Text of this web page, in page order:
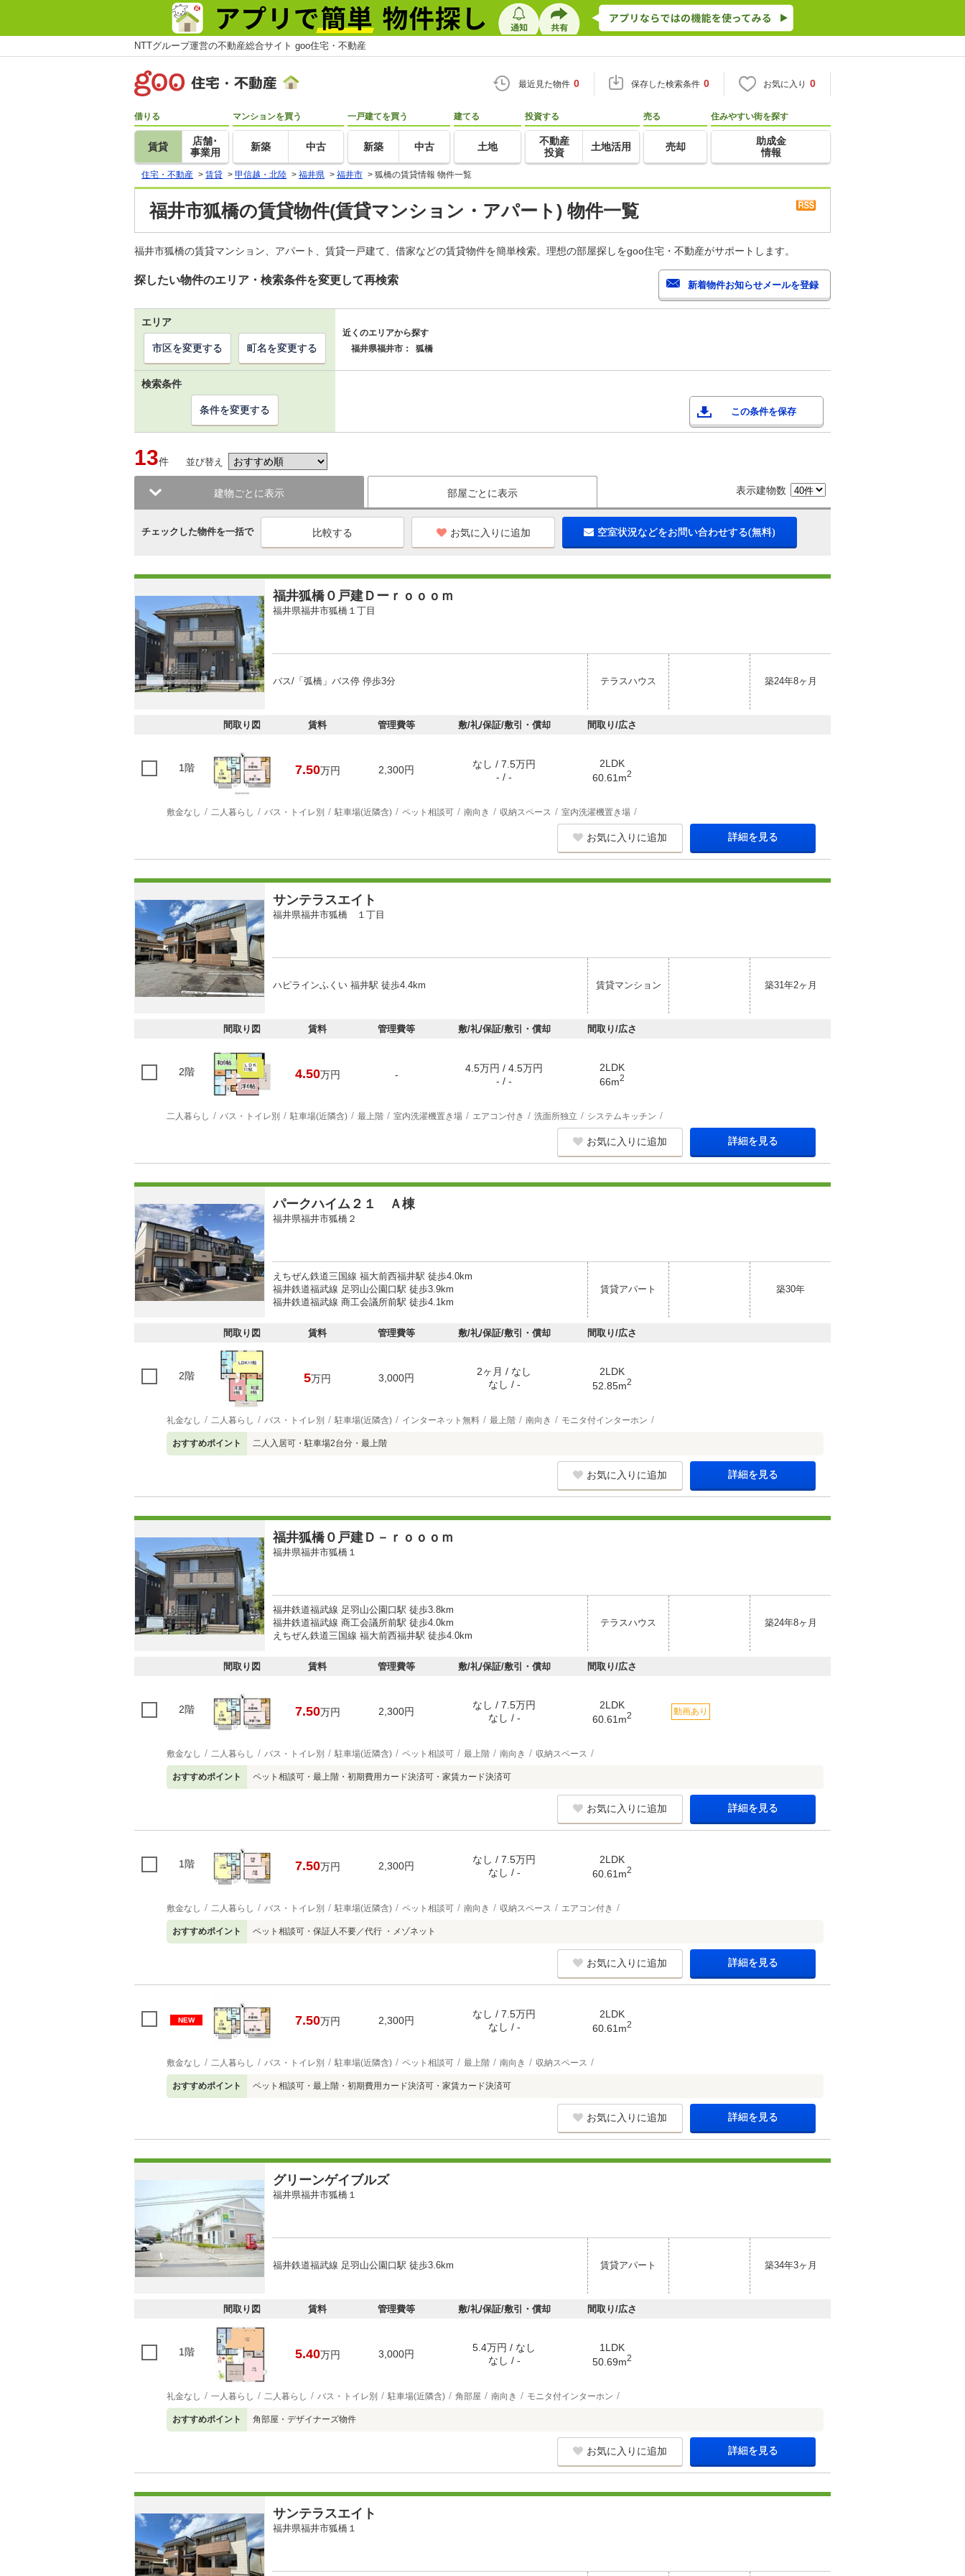
NTTグループ運営の不動産総合サイト goo住宅・不動産
最近見た物件 0 保存した検索条件 0 お気に入り 0
借りる
賃貸
店舗･
事業用
マンションを買う
新築 中古
一戸建てを買う
新築 中古
建てる
土地
投資する
不動産
投資
土地活用
売る
売却
住みやすい街を探す
助成金
情報
住宅・不動産 > 賃貸 > 甲信越・北陸 > 福井県 > 福井市 > 狐橋の賃貸情報 物件一覧
福井市狐橋の賃貸物件(賃貸マンション・アパート) 物件一覧
福井市狐橋の賃貸マンション、アパート、賃貸一戸建て、借家などの賃貸物件を簡単検索。理想の部屋探しをgoo住宅・不動産がサポートします。
探したい物件のエリア・検索条件を変更して再検索
エリア
近くのエリアから探す
福井県福井市：
狐橋
市区を変更する 町名を変更する
検索条件
この条件を保存
条件を変更する
13件 並び替え
建物ごとに表示 部屋ごとに表示 表示建物数
チェックした物件を一括で お気に入りに追加 空室状況などをお問い合わせする(無料)
福井狐橋０戸建Ｄーｒｏｏｏｍ
福井県福井市狐橋１丁目
バス/「弧橋」バス停 停歩3分 テラスハウス 築24年8ヶ月
間取り図 賃料 管理費等 敷/礼/保証/敷引・償却 間取り/広さ
1階 7.50万円 2,300円
なし / 7.5万円
- / -
2LDK
60.61m2
敷金なし 二人暮らし バス・トイレ別 駐車場(近隣含) ペット相談可 南向き 収納スペース 室内洗濯機置き場
お気に入りに追加 詳細を見る
サンテラスエイト
福井県福井市狐橋 １丁目
ハピラインふくい 福井駅 徒歩4.4km 賃貸マンション 築31年2ヶ月
間取り図 賃料 管理費等 敷/礼/保証/敷引・償却 間取り/広さ
2階 4.50万円 -
4.5万円 / 4.5万円
- / -
2LDK
66m2
二人暮らし バス・トイレ別 駐車場(近隣含) 最上階 室内洗濯機置き場 エアコン付き 洗面所独立 システムキッチン
お気に入りに追加 詳細を見る
パークハイム２１ Ａ棟
福井県福井市狐橋２
えちぜん鉄道三国線 福大前西福井駅 徒歩4.0km
福井鉄道福武線 足羽山公園口駅 徒歩3.9km
福井鉄道福武線 商工会議所前駅 徒歩4.1km
賃貸アパート 築30年
間取り図 賃料 管理費等 敷/礼/保証/敷引・償却 間取り/広さ
2階 5万円 3,000円
2ヶ月 / なし
なし / -
2LDK
52.85m2
礼金なし 二人暮らし バス・トイレ別 駐車場(近隣含) インターネット無料 最上階 南向き モニタ付インターホン
おすすめポイント 二人入居可・駐車場2台分・最上階
お気に入りに追加 詳細を見る
福井狐橋０戸建Ｄ－ｒｏｏｏｍ
福井県福井市狐橋１
福井鉄道福武線 足羽山公園口駅 徒歩3.8km
福井鉄道福武線 商工会議所前駅 徒歩4.0km
えちぜん鉄道三国線 福大前西福井駅 徒歩4.0km
テラスハウス 築24年8ヶ月
間取り図 賃料 管理費等 敷/礼/保証/敷引・償却 間取り/広さ
2階 7.50万円 2,300円
なし / 7.5万円
なし / -
2LDK
60.61m2 動画あり
敷金なし 二人暮らし バス・トイレ別 駐車場(近隣含) ペット相談可 最上階 南向き 収納スペース
おすすめポイント ペット相談可・最上階・初期費用カード決済可・家賃カード決済可
お気に入りに追加 詳細を見る
1階 7.50万円 2,300円
なし / 7.5万円
なし / -
2LDK
60.61m2
敷金なし 二人暮らし バス・トイレ別 駐車場(近隣含) ペット相談可 南向き 収納スペース エアコン付き
おすすめポイント ペット相談可・保証人不要／代行 ・メゾネット
お気に入りに追加 詳細を見る
NEW 7.50万円 2,300円
なし / 7.5万円
なし / -
2LDK
60.61m2
敷金なし 二人暮らし バス・トイレ別 駐車場(近隣含) ペット相談可 最上階 南向き 収納スペース
おすすめポイント ペット相談可・最上階・初期費用カード決済可・家賃カード決済可
お気に入りに追加 詳細を見る
グリーンゲイブルズ
福井県福井市狐橋１
福井鉄道福武線 足羽山公園口駅 徒歩3.6km 賃貸アパート 築34年3ヶ月
間取り図 賃料 管理費等 敷/礼/保証/敷引・償却 間取り/広さ
1階 5.40万円 3,000円
5.4万円 / なし
なし / -
1LDK
50.69m2
礼金なし 一人暮らし 二人暮らし バス・トイレ別 駐車場(近隣含) 角部屋 南向き モニタ付インターホン
おすすめポイント 角部屋・デザイナーズ物件
お気に入りに追加 詳細を見る
サンテラスエイト
福井県福井市狐橋１